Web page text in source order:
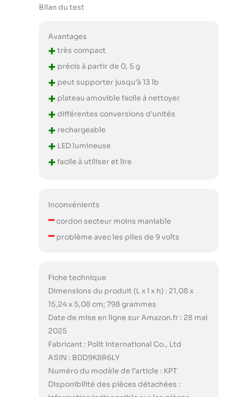
Bilan du test
Avantages
+ très compact
+ précis à partir de 0, 5 g
+ peut supporter jusqu’à 13 lb
+ plateau amovible facile à nettoyer
+ différentes conversions d’unités
+ rechargeable
+ LED lumineuse
+ facile à utiliser et lire
Inconvénients
–cordon secteur moins maniable
–problème avec les piles de 9 volts
Fiche technique
Dimensions du produit (L x l x h) : 21,08 x
15,24 x 5,08 cm; 798 grammes
Date de mise en ligne sur Amazon.fr : 28 mai
2025
Fabricant : Polit International Co., Ltd
ASIN : B0D9K8R6LY
Numéro du modèle de l’article : KPT
Disponibilité des pièces détachées :